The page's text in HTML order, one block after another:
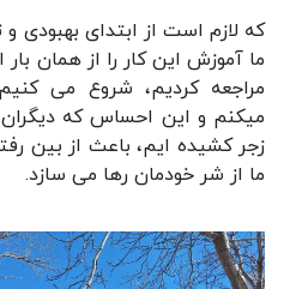
که لازم است از ابتدای بهبودی و
ما آموزش این کار را از همان
مراجعه کردیم، شروع می
میکنم و این احساس که
زجر کشیده ایم، باعث از بین
ما از شر خودمان رها می سازد.